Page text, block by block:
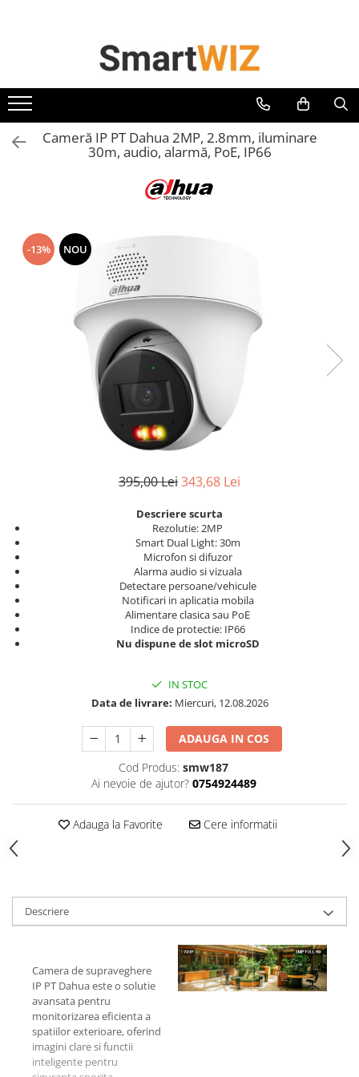
Cameră IP PT Dahua 2MP, 2.8mm, iluminare
30m, audio, alarmă, PoE, IP66
-13% NOU
395,00 Lei343,68 Lei
Descriere scurta
Rezolutie: 2MP
Smart Dual Light: 30m
Microfon si difuzor
Alarma audio si vizuala
Detectare persoane/vehicule
Notificari in aplicatia mobila
Alimentare clasica sau PoE
Indice de protectie: IP66
Nu dispune de slot microSD
IN STOC
Data de livrare: Miercuri, 12.08.2026
ADAUGA IN COS
Cod Produs: smw187
Ai nevoie de ajutor? 0754924489
Adauga la Favorite Cere informatii
Descriere
Camera de supraveghere
IP PT Dahua este o solutie
avansata pentru
monitorizarea eficienta a
spatiilor exterioare, oferind
imagini clare si functii
inteligente pentru